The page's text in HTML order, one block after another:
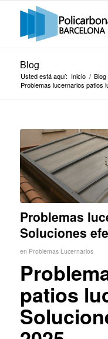
Blog
Usted está aquí: Inicio / Blog
Problemas lucernarios patios
Problemas
Soluciones
en Problemas Lucernarios
patios